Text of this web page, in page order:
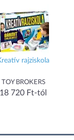
rajziskola
TOY BROKERS
18 720 Ft-tól